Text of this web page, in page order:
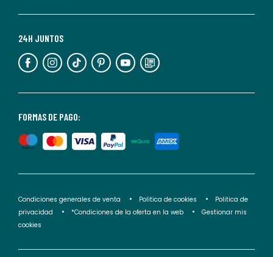
Para
información,
puedes
nuestra
de
privacidad</2>.
FORMAS DE PAGO:
24H JUNTOS
Condiciones generales de venta Politica de cookies
Politica de
privacidad
*Condiciones de la oferta en la web
Gestionar mis
cookies